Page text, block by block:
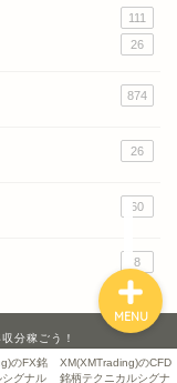
111
26
874
26
60
8
分稼ごう！
のFX銘
グナル
XM(XMTrading)のCFD
銘柄テクニカルシグナ
MENU